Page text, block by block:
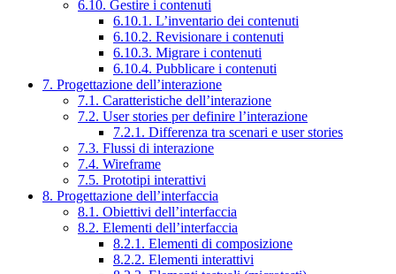
6.10. Gestire i contenuti
6.10.1. L’inventario dei contenuti
6.10.2. Revisionare i contenuti
6.10.3. Migrare i contenuti
6.10.4. Pubblicare i contenuti
7. Progettazione dell’interazione
7.1. Caratteristiche dell’interazione
7.2. User stories per definire l’interazione
7.2.1. Differenza tra scenari e user stories
7.3. Flussi di interazione
7.4. Wireframe
7.5. Prototipi interattivi
8. Progettazione dell’interfaccia
8.1. Obiettivi dell’interfaccia
8.2. Elementi dell’interfaccia
8.2.1. Elementi di composizione
8.2.2. Elementi interattivi